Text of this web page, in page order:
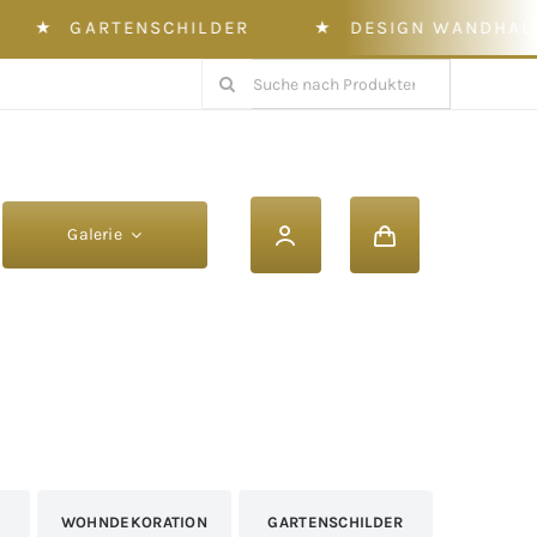
GARTENSCHILDER
DESIGN WANDHALTER
Suche
Gutschein
Galerie
WOHNDEKORATION GARTENSCHILDER